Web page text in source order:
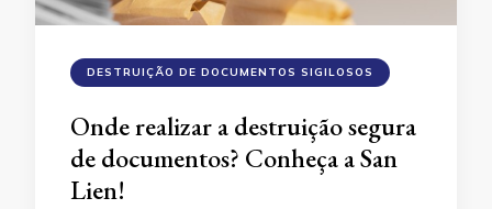
DESTRUIÇÃO DE DOCUMENTOS SIGILOSOS
Onde realizar a destruição segura
de documentos? Conheça a San
Lien!